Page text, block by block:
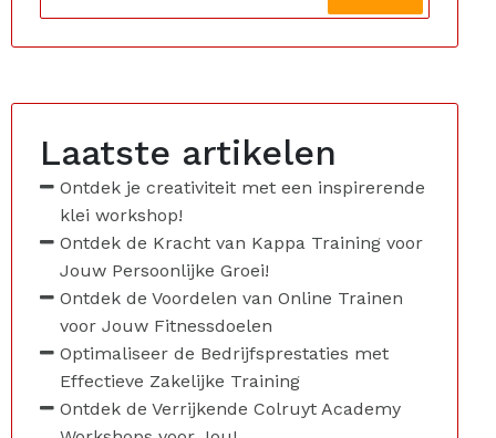
Laatste artikelen
Ontdek je creativiteit met een inspirerende
klei workshop!
Ontdek de Kracht van Kappa Training voor
Jouw Persoonlijke Groei!
Ontdek de Voordelen van Online Trainen
voor Jouw Fitnessdoelen
Optimaliseer de Bedrijfsprestaties met
Effectieve Zakelijke Training
Ontdek de Verrijkende Colruyt Academy